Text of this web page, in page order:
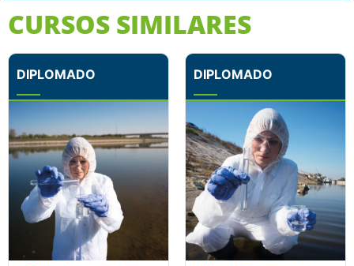
CURSOS SIMILARES
DIPLOMADO DIPLOMADO